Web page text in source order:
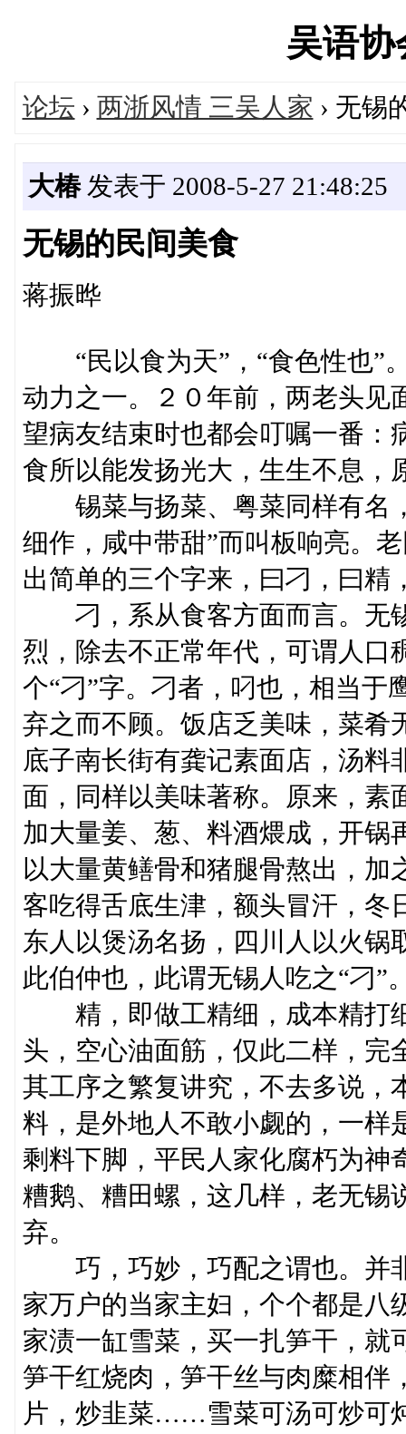
吴语
论坛 › 两浙风情 三吴人家 › 无锡
大椿发表于 2008-5-27 21:48:25
无锡的民间美食
蒋振晔
“民以食为天”，“食色性也”
动力之一。２０年前，两老头见
望病友结束时也都会叮嘱一番：
食所以能发扬光大，生生不息，
锡菜与扬菜、粤菜同样有名
细作，咸中带甜”而叫板响亮。
出简单的三个字来，曰刁，曰精
刁，系从食客方面而言。无
烈，除去不正常年代，可谓人口
个“刁”字。刁者，叼也，相当于
弃之而不顾。饭店乏美味，菜肴
底子南长街有龚记素面店，汤料
面，同样以美味著称。原来，素
加大量姜、葱、料酒煨成，开锅
以大量黄鳝骨和猪腿骨熬出，
客吃得舌底生津，额头冒汗，冬
东人以煲汤名扬，四川人以火锅
此伯仲也，此谓无锡人吃之“刁”
精，即做工精细，成本精打
头，空心油面筋，仅此二样，完
其工序之繁复讲究，不去多说，
料，是外地人不敢小觑的，一样
剩料下脚，平民人家化腐朽为神
糟鹅、糟田螺，这几样，老无锡
弃。
巧，巧妙，巧配之谓也。并
家万户的当家主妇，个个都是八
家渍一缸雪菜，买一扎笋干，就
笋干红烧肉，笋干丝与肉糜相伴
片，炒韭菜……雪菜可汤可炒可